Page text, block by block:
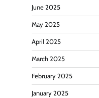
June 2025
May 2025
April 2025
March 2025
February 2025
January 2025